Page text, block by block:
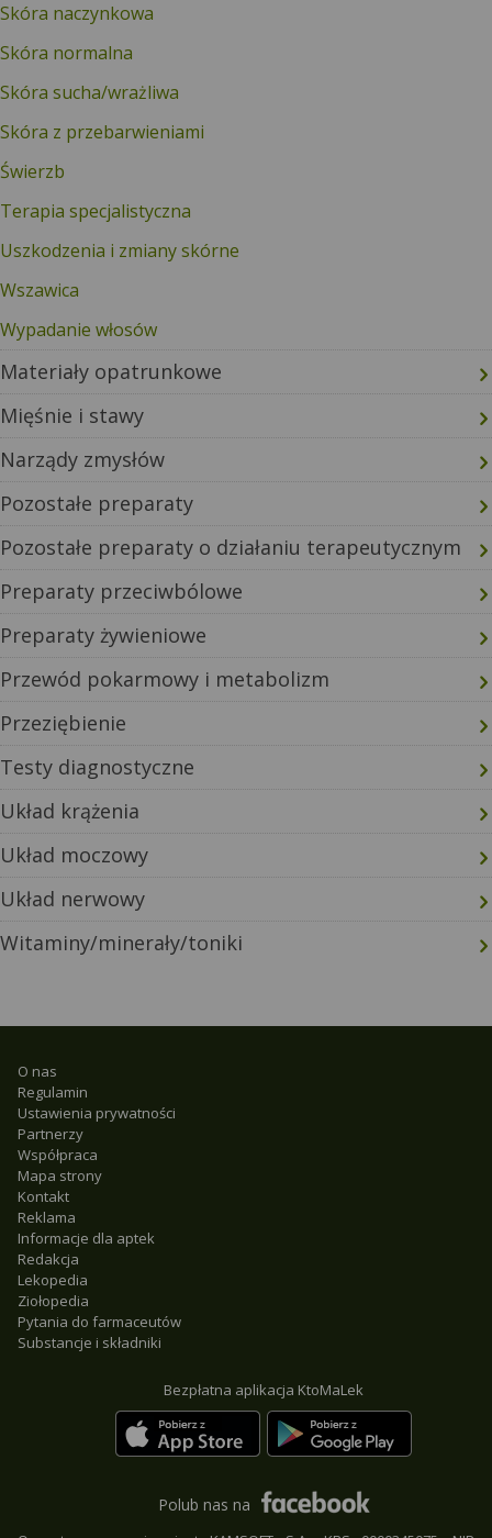
Skóra naczynkowa
Skóra normalna
Skóra sucha/wrażliwa
Skóra z przebarwieniami
Świerzb
Terapia specjalistyczna
Uszkodzenia i zmiany skórne
Wszawica
Wypadanie włosów
Materiały opatrunkowe
Mięśnie i stawy
Narządy zmysłów
Pozostałe preparaty
Pozostałe preparaty o działaniu terapeutycznym
Preparaty przeciwbólowe
Preparaty żywieniowe
Przewód pokarmowy i metabolizm
Przeziębienie
Testy diagnostyczne
Układ krążenia
Układ moczowy
Układ nerwowy
Witaminy/minerały/toniki
O nas
Regulamin
Ustawienia prywatności
Partnerzy
Współpraca
Mapa strony
Kontakt
Reklama
Informacje dla aptek
Redakcja
Lekopedia
Ziołopedia
Pytania do farmaceutów
Substancje i składniki
Bezpłatna aplikacja KtoMaLek
Polub nas na